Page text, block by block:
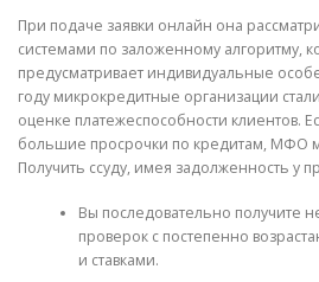
При подаче заявки онлайн она
системами по заложенному алгоритму,
предусматривает индивидуальные
году микрокредитные организации
оценке платежеспособности клиентов.
большие просрочки по кредитам, МФО
Получить ссуду, имея задолженность у
Вы последовательно получите
проверок с постепенно
и ставками.